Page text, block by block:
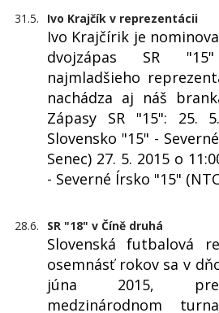
31.5. Ivo Krajčík v reprezentácii
Ivo Krajčírik je
dvojzápas SR
najmladšieho
nachádza aj náš
Zápasy SR "15": 25.
Slovensko "15" -
Senec) 27. 5. 2015 o
- Severné Írsko "15"
28.6. SR "18" v Číně druhá
Slovenská futbalová
osemnásť rokov sa v
júna 2015,
medzinárodnom